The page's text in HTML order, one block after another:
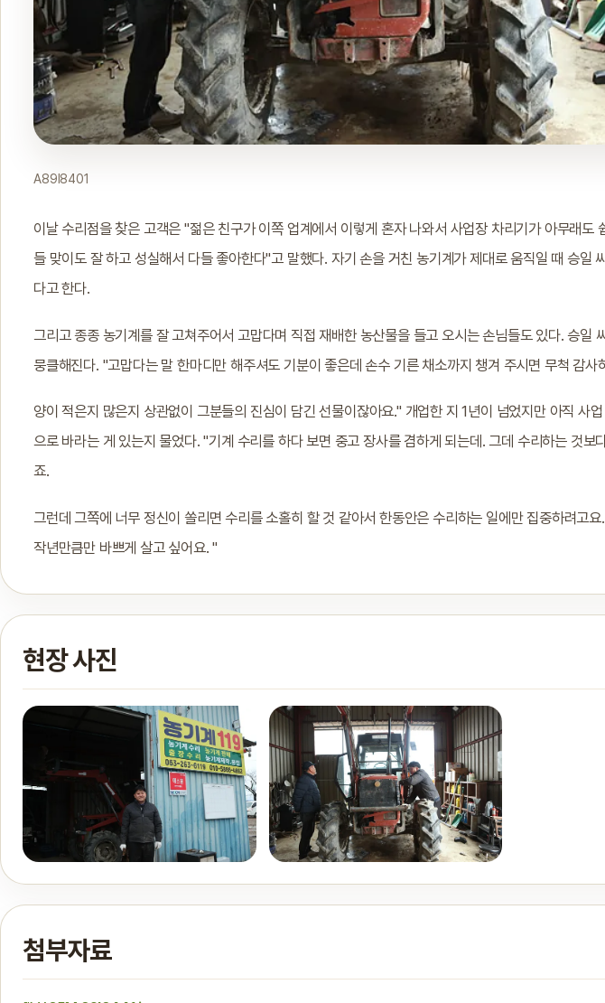
A89I8401
이날 수리점을 찾은 고객은 "젊은 친구가 이쪽 업계에서 이렇게 혼자 나와서 사업장 차리기가 아무래도
들 맞이도 잘 하고 성실해서 다들 좋아한다"고 말했다. 자기 손을 거친 농기계가 제대로 움직일 때 승일
다고 한다.
그리고 종종 농기계를 잘 고쳐주어서 고맙다며 직접 재배한 농산물을 들고 오시는 손님들도 있다. 승일
뭉클해진다. "고맙다는 말 한마디만 해주셔도 기분이 좋은데 손수 기른 채소까지 챙겨 주시면 무척 감사
양이 적은지 많은지 상관없이 그분들의 진심이 담긴 선물이잖아요." 개업한 지 1년이 넘었지만 아직 사
으로 바라는 게 있는지 물었다. "기계 수리를 하다 보면 중고 장사를 겸하게 되는데. 그데 수리하는 것보
죠.
그런데 그쪽에 너무 정신이 쏠리면 수리를 소홀히 할 것 같아서 한동안은 수리하는 일에만 집중하려고
작년만큼만 바쁘게 살고 싶어요. "
현장 사진
첨부자료